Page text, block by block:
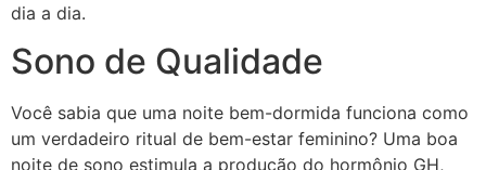
dia a dia.
Sono de Qualidade
Você sabia que uma noite bem-dormida funciona como
um verdadeiro ritual de bem-estar feminino? Uma boa
noite de sono estimula a produção do hormônio GH,